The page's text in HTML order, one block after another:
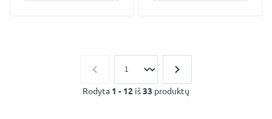
Rodyta 1 - 12 iš33 produktų